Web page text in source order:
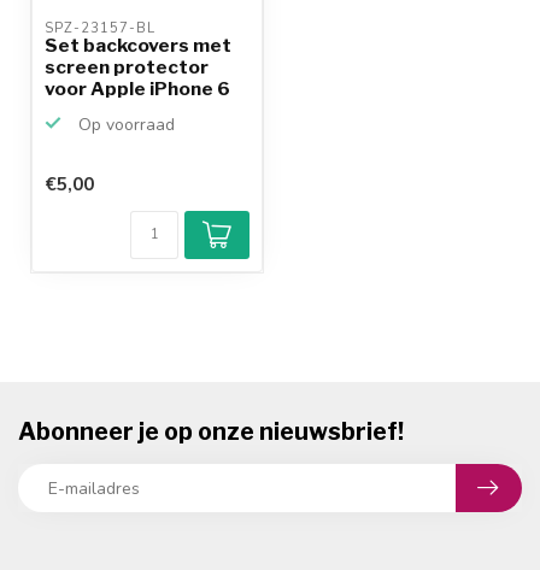
SPZ-23157-BL
Set backcovers met
screen protector
voor Apple iPhone 6
Op voorraad
€5,00
Abonneer je op onze nieuwsbrief!